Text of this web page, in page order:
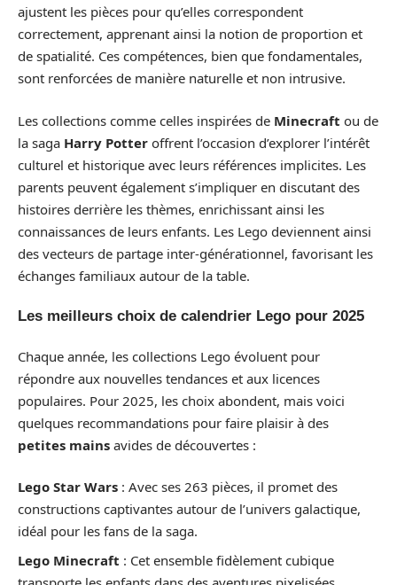
ajustent les pièces pour qu’elles correspondent
correctement, apprenant ainsi la notion de proportion et
de spatialité. Ces compétences, bien que fondamentales,
sont renforcées de manière naturelle et non intrusive.
Les collections comme celles inspirées de Minecraft ou de
la saga Harry Potter offrent l’occasion d’explorer l’intérêt
culturel et historique avec leurs références implicites. Les
parents peuvent également s’impliquer en discutant des
histoires derrière les thèmes, enrichissant ainsi les
connaissances de leurs enfants. Les Lego deviennent ainsi
des vecteurs de partage inter-générationnel, favorisant les
échanges familiaux autour de la table.
Les meilleurs choix de calendrier Lego pour 2025
Chaque année, les collections Lego évoluent pour
répondre aux nouvelles tendances et aux licences
populaires. Pour 2025, les choix abondent, mais voici
quelques recommandations pour faire plaisir à des
petites mains avides de découvertes :
Lego Star Wars : Avec ses 263 pièces, il promet des
constructions captivantes autour de l’univers galactique,
idéal pour les fans de la saga.
Lego Minecraft : Cet ensemble fidèlement cubique